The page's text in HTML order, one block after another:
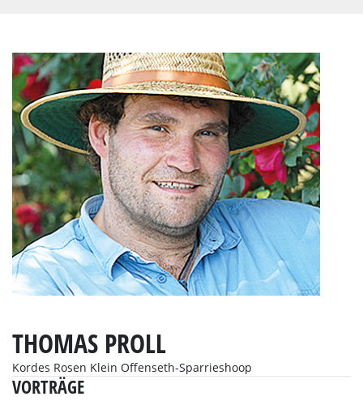
THOMAS PROLL
Kordes Rosen Klein Offenseth-Sparrieshoop
VORTRÄGE